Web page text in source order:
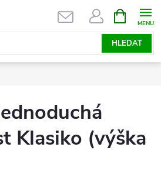
HLEDAT
NÁKUPNÍ
KOŠÍK
Klasiko (výška